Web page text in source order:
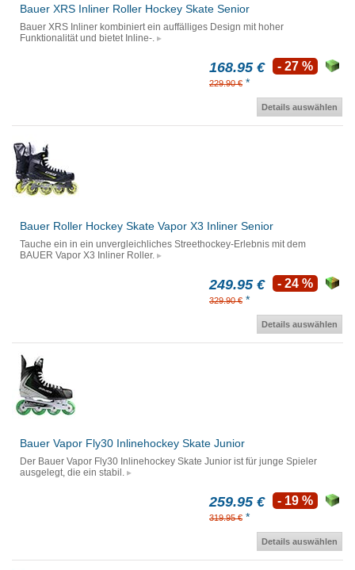
Bauer XRS Inliner Roller Hockey Skate Senior
Bauer XRS Inliner kombiniert ein auffälliges Design mit hoher
Funktionalität und bietet Inline-.
168.95 €
229.90 € *
- 27 %
Details auswählen
Bauer Roller Hockey Skate Vapor X3 Inliner Senior
Tauche ein in ein unvergleichliches Streethockey-Erlebnis mit dem
BAUER Vapor X3 Inliner Roller.
249.95 €
329.90 € *
- 24 %
Details auswählen
Bauer Vapor Fly30 Inlinehockey Skate Junior
Der Bauer Vapor Fly30 Inlinehockey Skate Junior ist für junge Spieler
ausgelegt, die ein stabil.
259.95 €
319.95 € *
- 19 %
Details auswählen